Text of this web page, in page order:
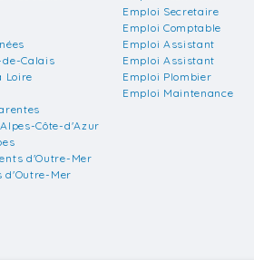
Calais
Loire
Côte-d'Azur
d'Outre-Mer
d'Outre-Mer
Emploi Secretaire
Emploi Comptable
Emploi Assistant
Emploi Assistant
Emploi Plombier
Emploi Maintenance